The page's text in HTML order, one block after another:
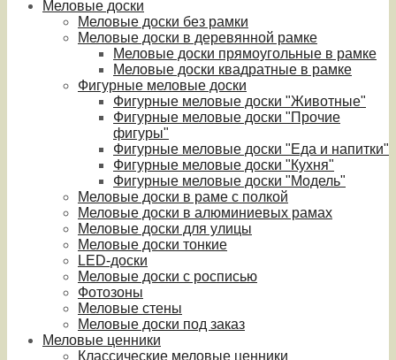
Меловые доски
Меловые доски без рамки
Меловые доски в деревянной рамке
Меловые доски прямоугольные в рамке
Меловые доски квадратные в рамке
Фигурные меловые доски
Фигурные меловые доски "Животные"
Фигурные меловые доски "Прочие
фигуры"
Фигурные меловые доски "Еда и напитки"
Фигурные меловые доски "Кухня"
Фигурные меловые доски "Модель"
Меловые доски в раме с полкой
Меловые доски в алюминиевых рамах
Меловые доски для улицы
Меловые доски тонкие
LED-доски
Меловые доски с росписью
Фотозоны
Меловые стены
Меловые доски под заказ
Меловые ценники
Классические меловые ценники